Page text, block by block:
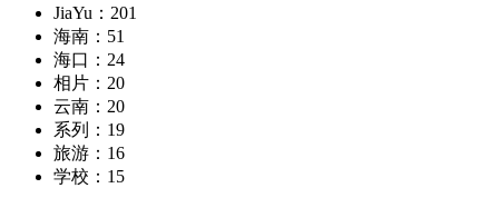
JiaYu：201
海南：51
海口：24
相片：20
云南：20
系列：19
旅游：16
学校：15